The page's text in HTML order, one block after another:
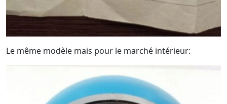
Le même modèle mais pour le marché intérieur: